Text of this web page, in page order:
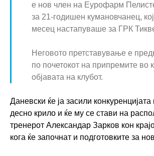
е нов член на Еурофарм
за 21-годишен кумановчанец,
месец настапуваше за ГРК
Неговото претставување е
по почетокот на припремите во
објавата на клубот.
Даневски ќе ја засили конкуренцијата
десно крило и ќе му се стави на
тренерот Александар Зарков кон
кога ќе започнат и подготовките за